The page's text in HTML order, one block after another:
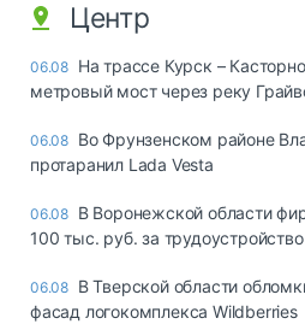
Центр
06.08 На трассе Курск –
метровый мост через реку
06.08 Во Фрунзенском районе
протаранил Lada Vesta
06.08 В Воронежской области
100 тыс. руб. за
06.08 В Тверской области
фасад логокомплекса Wildberries